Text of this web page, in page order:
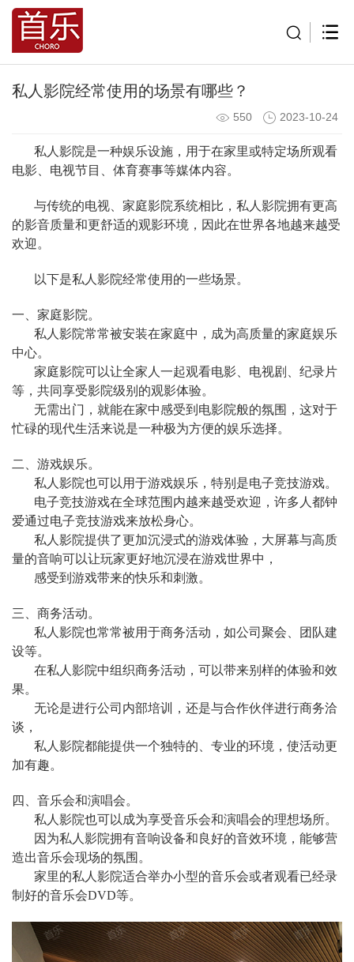
私人影院经常使用的场景有哪些？
550 2023-10-24
私人影院是一种娱乐设施，用于在家里或特定场所观看
电影、电视节目、体育赛事等媒体内容。
与传统的电视、家庭影院系统相比，私人影院拥有更高
的影音质量和更舒适的观影环境，因此在世界各地越来越受
欢迎。
以下是私人影院经常使用的一些场景。
一、家庭影院。
私人影院常常被安装在家庭中，成为高质量的家庭娱乐
中心。
家庭影院可以让全家人一起观看电影、电视剧、纪录片
等，共同享受影院级别的观影体验。
无需出门，就能在家中感受到电影院般的氛围，这对于
忙碌的现代生活来说是一种极为方便的娱乐选择。
二、游戏娱乐。
私人影院也可以用于游戏娱乐，特别是电子竞技游戏。
电子竞技游戏在全球范围内越来越受欢迎，许多人都钟
爱通过电子竞技游戏来放松身心。
私人影院提供了更加沉浸式的游戏体验，大屏幕与高质
量的音响可以让玩家更好地沉浸在游戏世界中，
感受到游戏带来的快乐和刺激。
三、商务活动。
私人影院也常常被用于商务活动，如公司聚会、团队建
设等。
在私人影院中组织商务活动，可以带来别样的体验和效
果。
无论是进行公司内部培训，还是与合作伙伴进行商务洽
谈，
私人影院都能提供一个独特的、专业的环境，使活动更
加有趣。
四、音乐会和演唱会。
私人影院也可以成为享受音乐会和演唱会的理想场所。
因为私人影院拥有音响设备和良好的音效环境，能够营
造出音乐会现场的氛围。
家里的私人影院适合举办小型的音乐会或者观看已经录
制好的音乐会DVD等。